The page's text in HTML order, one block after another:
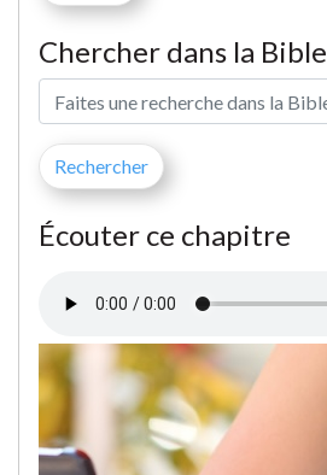
Chercher dans la Bible
Écouter ce chapitre